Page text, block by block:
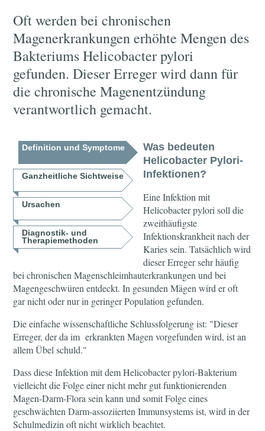
Oft werden bei chronischen
Magenerkrankungen erhöhte Mengen des
Bakteriums Helicobacter pylori
gefunden. Dieser Erreger wird dann für
die chronische Magenentzündung
verantwortlich gemacht.
Definition und Symptome
Ganzheitliche Sichtweise
Ursachen
Diagnostik- und
Therapiemethoden
Was bedeuten
Helicobacter Pylori-
Infektionen?
Eine Infektion mit
Helicobacter pylori soll die
zweithäufigste
Infektionskrankheit nach der
Karies sein. Tatsächlich wird
dieser Erreger sehr häufig
bei chronischen Magenschleimhauterkrankungen und bei
Magengeschwüren entdeckt. In gesunden Mägen wird er oft
gar nicht oder nur in geringer Population gefunden.
Die einfache wissenschaftliche Schlussfolgerung ist: "Dieser
Erreger, der da im erkrankten Magen vorgefunden wird, ist an
allem Übel schuld."
Dass diese Infektion mit dem Helicobacter pylori-Bakterium
vielleicht die Folge einer nicht mehr gut funktionierenden
Magen-Darm-Flora sein kann und somit Folge eines
geschwächten Darm-assoziierten Immunsystems ist, wird in der
Schulmedizin oft nicht wirklich beachtet.